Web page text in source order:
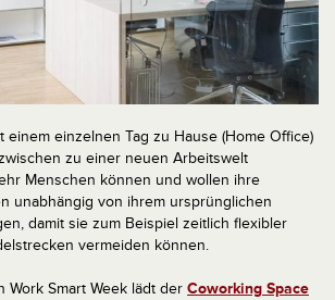
einem einzelnen Tag zu Hause (Home Office)
zu einer neuen Arbeitswelt
Menschen können und wollen ihre
unabhängig von ihrem ursprünglichen
damit sie zum Beispiel zeitlich flexibler
vermeiden können.
Work Smart Week lädt der Coworking Space